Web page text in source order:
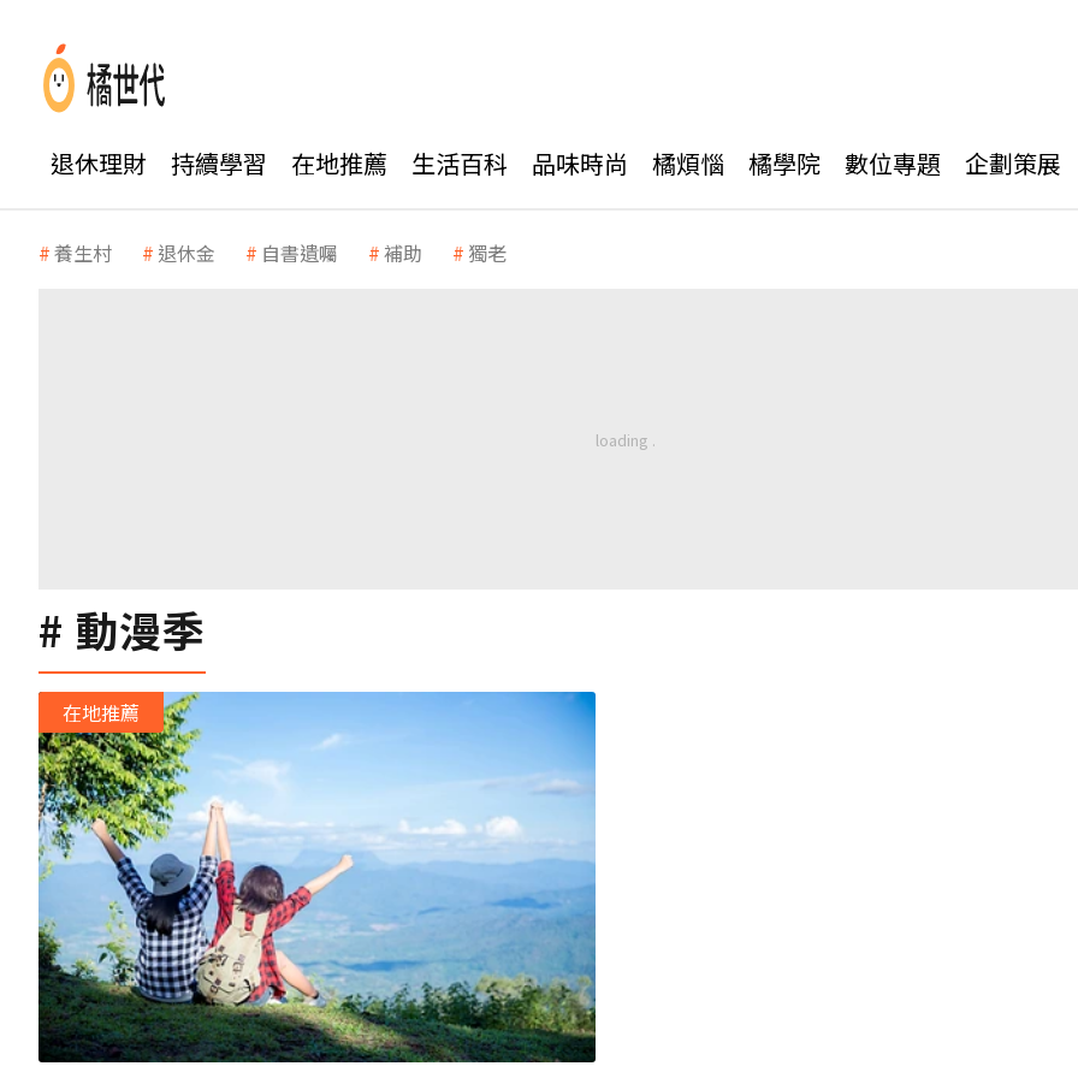
退休理財 持續學習 在地推薦 生活百科 品味時尚 橘煩惱 橘學院 數位專題 企劃策展
養生村 退休金 自書遺囑 補助 獨老
動漫季
在地推薦